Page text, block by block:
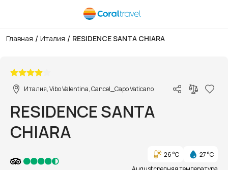
Главная / Италия / RESIDENCE SANTA CHIARA
Италия, Vibo Valentina, Cancel_Capo Vaticano
RESIDENCE SANTA
CHIARA
26 °C
27 °C